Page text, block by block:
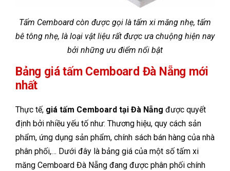
Tấm Cemboard còn được gọi là tấm xi măng nhẹ, tấm
bê tông nhẹ, là loại vật liệu rất được ưa chuộng hiện nay
bởi những ưu điểm nổi bật
Bảng giá tấm Cemboard Đà Nẵng mới
nhất
Thực tế, giá tấm Cemboard tại Đà Nẵng được quyết
định bởi nhiều yếu tố như: Thương hiệu, quy cách sản
phẩm, ứng dụng sản phẩm, chính sách bán hàng của nhà
phân phối,… Dưới đây là bảng giá của một số tấm xi
măng Cemboard Đà Nẵng đang được phân phối chính